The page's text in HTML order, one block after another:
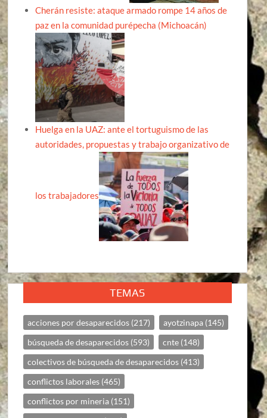
Cherán resiste: ataque armado rompe 14 años de
paz en la comunidad purépecha (Michoacán)
Huelga en la UAZ: ante el tortuguismo de las
autoridades, propuestas y trabajo organizativo de
los trabajadores
TEMAS
acciones por desaparecidos (217) ayotzinapa (145)
búsqueda de desaparecidos (593) cnte (148)
colectivos de búsqueda de desaparecidos (413)
conflictos laborales (465)
conflictos por mineria (151)